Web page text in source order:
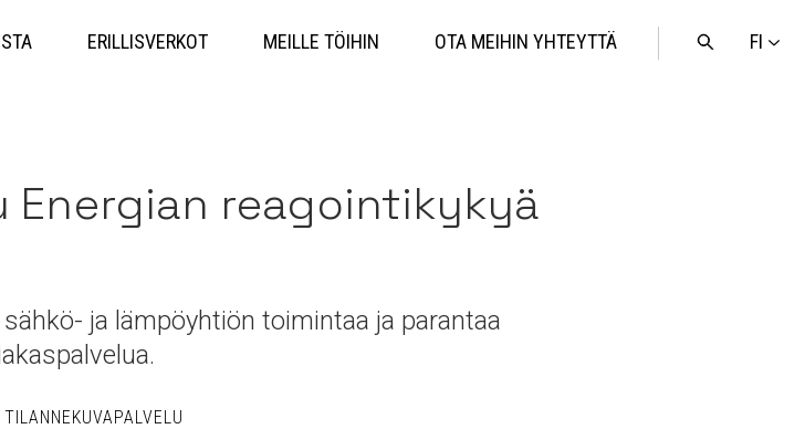
sisältöön
FI
Avaa
ERILLISVERKOT MEILLE TÖIHIN OTA MEIHIN YHTEYTTÄ
Energian reagointikykyä
ja lämpöyhtiön toimintaa ja parantaa
TILANNEKUVAPALVELU